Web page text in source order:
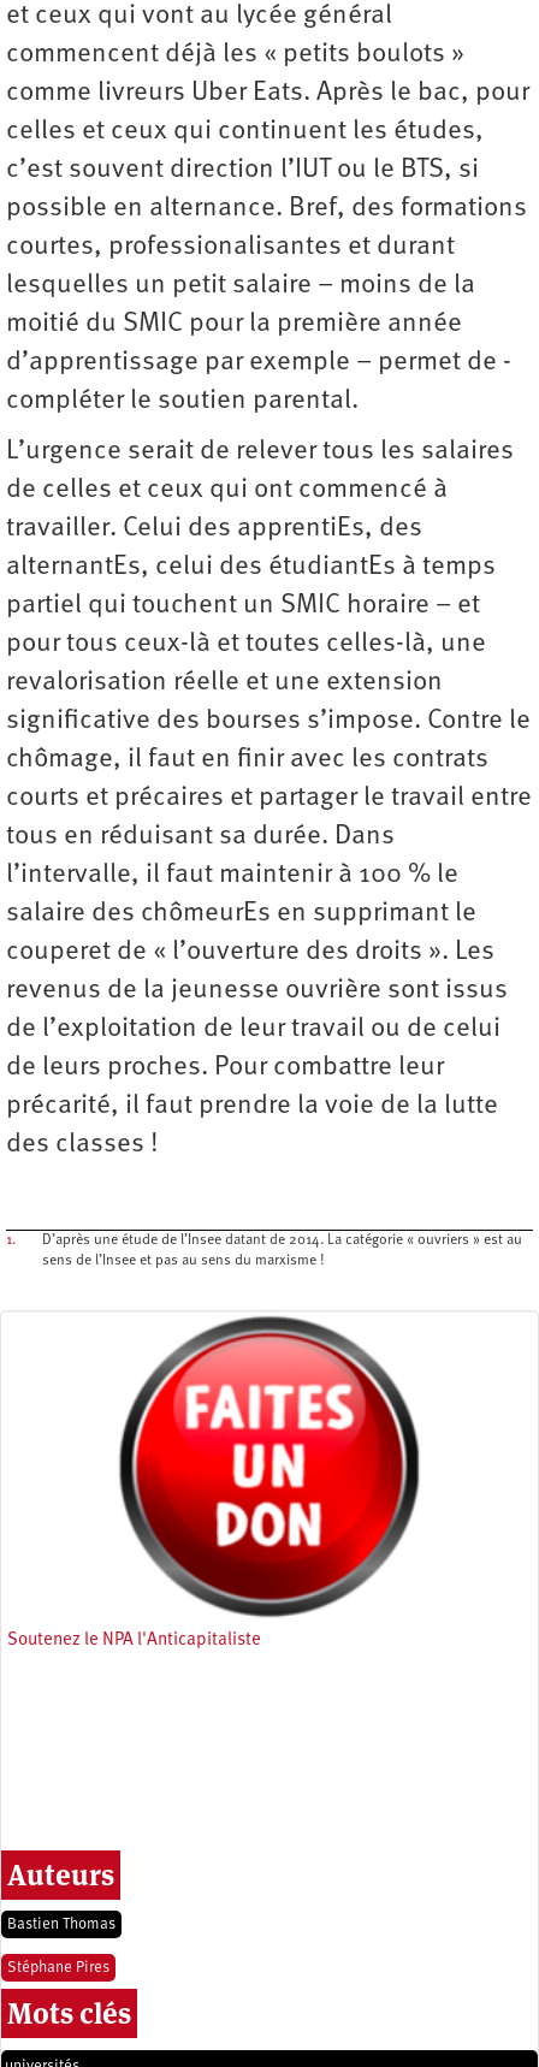
et ceux qui vont au lycée général
commencent déjà les « petits boulots »
comme livreurs Uber Eats. Après le bac, pour
celles et ceux qui continuent les études,
c’est souvent direction l’IUT ou le BTS, si
possible en alternance. Bref, des formations
courtes, professionalisantes et durant
lesquelles un petit salaire – moins de la
moitié du SMIC pour la première année
d’apprentissage par exemple – permet de ­
compléter le soutien parental.
L’urgence serait de relever tous les salaires
de celles et ceux qui ont commencé à
travailler. Celui des apprentiEs, des
alternantEs, celui des étudiantEs à temps
partiel qui touchent un SMIC horaire – et
pour tous ceux-là et toutes celles-là, une
revalorisation réelle et une extension
significative des bourses s’impose. Contre le
chômage, il faut en finir avec les contrats
courts et précaires et partager le travail entre
tous en réduisant sa durée. Dans
l’intervalle, il faut maintenir à 100 % le
salaire des chômeurEs en supprimant le
couperet de « l’ouverture des droits ». Les
revenus de la jeunesse ouvrière sont issus
de l’exploitation de leur travail ou de celui
de leurs proches. Pour combattre leur
précarité, il faut prendre la voie de la lutte
des classes !
1.
D’après une étude de l’Insee datant de 2014. La catégorie « ouvriers » est au
sens de l’Insee et pas au sens du marxisme !
Soutenez le NPA l'Anticapitaliste
Auteurs
Bastien Thomas
Stéphane Pires
Mots clés